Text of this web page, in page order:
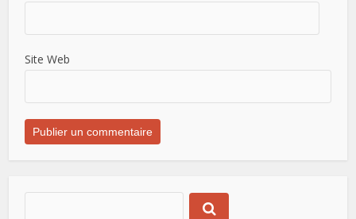
Site Web